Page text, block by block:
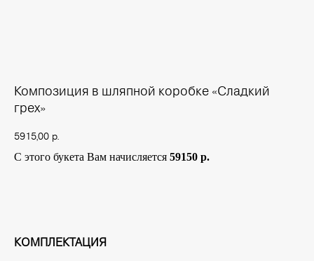
Композиция в шляпной коробке «Сладкий
грех»
5915,00 р.
С этого букета Вам начисляется 59150 р.
КОМПЛЕКТАЦИЯ